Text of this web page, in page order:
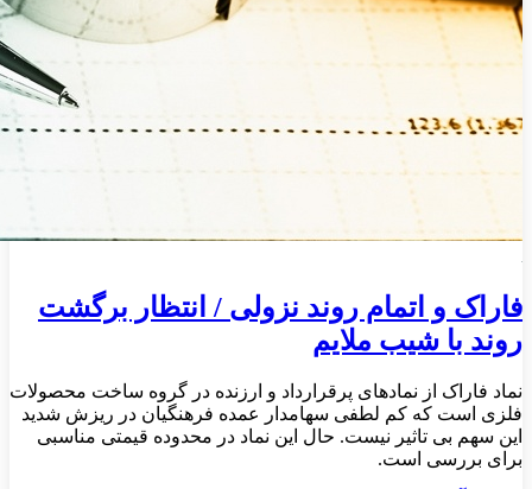
فاراک و اتمام روند نزولی / انتظار برگشت
روند با شیب ملایم
نماد فاراک از نمادهای پرقرارداد و ارزنده در گروه ساخت محصولات
فلزی است که کم لطفی سهامدار عمده فرهنگیان در ریزش شدید
این سهم بی تاثیر نیست. حال این نماد در محدوده قیمتی مناسبی
برای بررسی است.